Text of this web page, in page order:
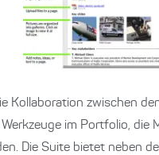
Kollaboration zwischen
im Portfolio,
Die Suite bietet neben